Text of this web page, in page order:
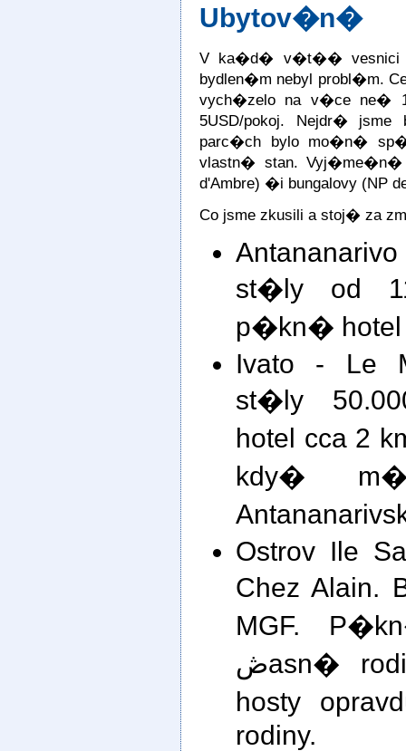
Ubytov�n�
V ka�d� v�t�� vesnici
bydlen�m nebyl probl�m.
vych�zelo na v�ce ne�
5USD/pokoj. Nejdr�
parc�ch bylo mo�n�
vlastn� stan. Vyj�me�n�
d'Ambre) �i bungalovy (NP
Co jsme zkusili a stoj� za
st�ly od
p�kn� hotel
Ivato - Le
st�ly
hotel cca 2
kdy�
Ostrov Ile
Chez Alain.
MGF.
ڞasn� rodina, kter� se o sv�
hosty
rodiny.